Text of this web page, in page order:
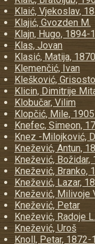
Klaić, Vjekoslav,
Klajić, Gvozden M.
Klajn, Hugo, 1894-
Klas, Jovan
Klasić, Matija,
Klemenčić, Ivan
Klešković,
Klicin, Dimitrije
Klobučar, Vilim
Klopčić, Mile,
Knefec, Simeon,
Knez -Milojković,
Knežević, Antun,
Knežević, Božidar,
Knežević, Branko,
Knežević, Lazar,
Knežević, Milivoje
Knežević, Petar
Knežević, Radoje
Knežević, Uroš
Knoll, Petar, 1872-